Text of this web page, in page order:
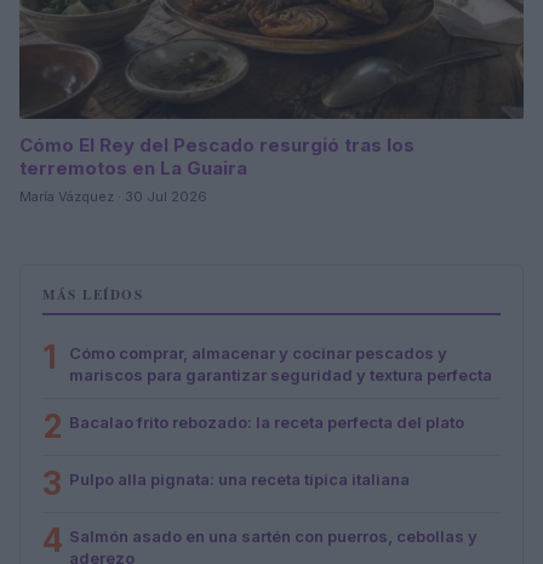
Cómo El Rey del Pescado resurgió tras los
terremotos en La Guaira
María Vázquez · 30 Jul 2026
MÁS LEÍDOS
1
Cómo comprar, almacenar y cocinar pescados y
mariscos para garantizar seguridad y textura perfecta
2 Bacalao frito rebozado: la receta perfecta del plato
3 Pulpo alla pignata: una receta típica italiana
4 Salmón asado en una sartén con puerros, cebollas y
aderezo